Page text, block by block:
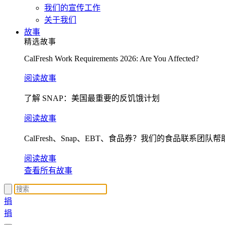
我们的宣传工作
关于我们
故事
精选故事
CalFresh Work Requirements 2026: Are You Affected?
阅读故事
了解 SNAP：美国最重要的反饥饿计划
阅读故事
CalFresh、Snap、EBT、食品券？我们的食品联系团队帮
阅读故事
查看所有故事
捐
捐